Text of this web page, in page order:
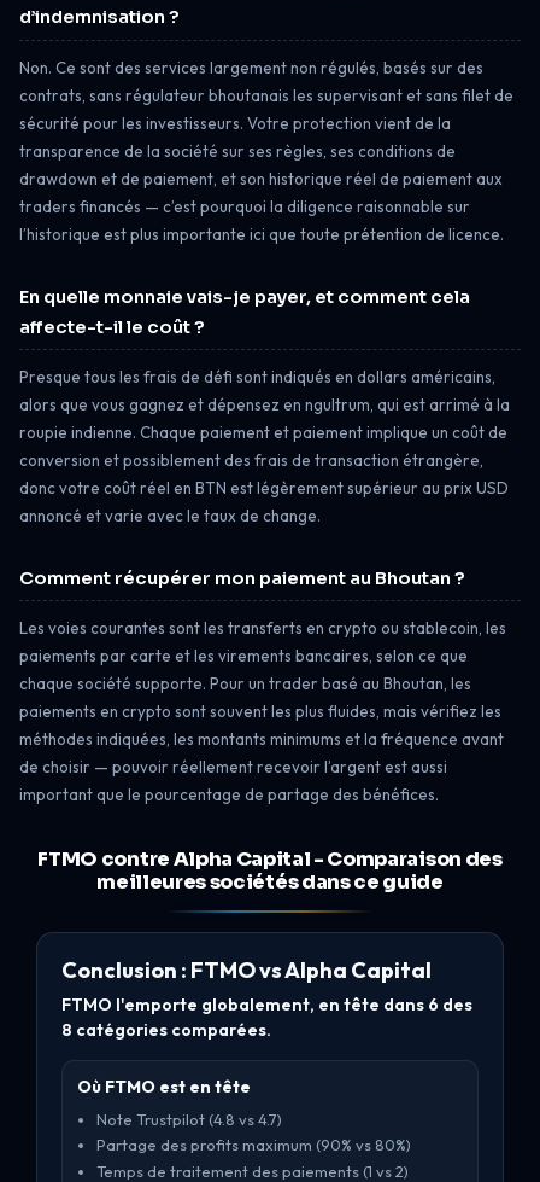
d’indemnisation ?
Non. Ce sont des services largement non régulés, basés sur des
contrats, sans régulateur bhoutanais les supervisant et sans filet de
sécurité pour les investisseurs. Votre protection vient de la
transparence de la société sur ses règles, ses conditions de
drawdown et de paiement, et son historique réel de paiement aux
traders financés — c’est pourquoi la diligence raisonnable sur
l’historique est plus importante ici que toute prétention de licence.
En quelle monnaie vais-je payer, et comment cela
affecte-t-il le coût ?
Presque tous les frais de défi sont indiqués en dollars américains,
alors que vous gagnez et dépensez en ngultrum, qui est arrimé à la
roupie indienne. Chaque paiement et paiement implique un coût de
conversion et possiblement des frais de transaction étrangère,
donc votre coût réel en BTN est légèrement supérieur au prix USD
annoncé et varie avec le taux de change.
Comment récupérer mon paiement au Bhoutan ?
Les voies courantes sont les transferts en crypto ou stablecoin, les
paiements par carte et les virements bancaires, selon ce que
chaque société supporte. Pour un trader basé au Bhoutan, les
paiements en crypto sont souvent les plus fluides, mais vérifiez les
méthodes indiquées, les montants minimums et la fréquence avant
de choisir — pouvoir réellement recevoir l’argent est aussi
important que le pourcentage de partage des bénéfices.
FTMO contre Alpha Capital - Comparaison des
meilleures sociétés dans ce guide
Conclusion : FTMO vs Alpha Capital
FTMO l'emporte globalement, en tête dans 6 des
8 catégories comparées.
Où FTMO est en tête
Note Trustpilot (4.8 vs 4.7)
Partage des profits maximum (90% vs 80%)
Temps de traitement des paiements (1 vs 2)